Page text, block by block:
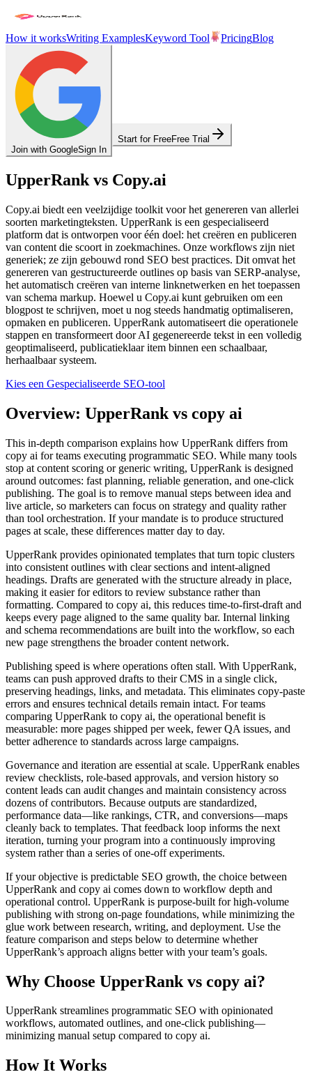
How it worksWriting ExamplesKeyword Tool PricingBlog
Join with GoogleSign In
Start for FreeFree Trial
UpperRank vs Copy.ai
Copy.ai biedt een veelzijdige toolkit voor het genereren van allerlei
soorten marketingteksten. UpperRank is een gespecialiseerd
platform dat is ontworpen voor één doel: het creëren en publiceren
van content die scoort in zoekmachines. Onze workflows zijn niet
generiek; ze zijn gebouwd rond SEO best practices. Dit omvat het
genereren van gestructureerde outlines op basis van SERP-analyse,
het automatisch creëren van interne linknetwerken en het toepassen
van schema markup. Hoewel u Copy.ai kunt gebruiken om een
blogpost te schrijven, moet u nog steeds handmatig optimaliseren,
opmaken en publiceren. UpperRank automatiseert die operationele
stappen en transformeert door AI gegenereerde tekst in een volledig
geoptimaliseerd, publicatieklaar item binnen een schaalbaar,
herhaalbaar systeem.
Kies een Gespecialiseerde SEO-tool
Overview: UpperRank vs copy ai
This in‑depth comparison explains how UpperRank differs from
copy ai for teams executing programmatic SEO. While many tools
stop at content scoring or generic writing, UpperRank is designed
around outcomes: fast planning, reliable generation, and one‑click
publishing. The goal is to remove manual steps between idea and
live article, so marketers can focus on strategy and quality rather
than tool orchestration. If your mandate is to produce structured
pages at scale, these differences matter day to day.
UpperRank provides opinionated templates that turn topic clusters
into consistent outlines with clear sections and intent‑aligned
headings. Drafts are generated with the structure already in place,
making it easier for editors to review substance rather than
formatting. Compared to copy ai, this reduces time‑to‑first‑draft and
keeps every page aligned to the same quality bar. Internal linking
and schema recommendations are built into the workflow, so each
new page strengthens the broader content network.
Publishing speed is where operations often stall. With UpperRank,
teams can push approved drafts to their CMS in a single click,
preserving headings, links, and metadata. This eliminates copy‑paste
errors and ensures technical details remain intact. For teams
comparing UpperRank to copy ai, the operational benefit is
measurable: more pages shipped per week, fewer QA issues, and
better adherence to standards across large campaigns.
Governance and iteration are essential at scale. UpperRank enables
review checklists, role‑based approvals, and version history so
content leads can audit changes and maintain consistency across
dozens of contributors. Because outputs are standardized,
performance data—like rankings, CTR, and conversions—maps
cleanly back to templates. That feedback loop informs the next
iteration, turning your program into a continuously improving
system rather than a series of one‑off experiments.
If your objective is predictable SEO growth, the choice between
UpperRank and copy ai comes down to workflow depth and
operational control. UpperRank is purpose‑built for high‑volume
publishing with strong on‑page foundations, while minimizing the
glue work between research, writing, and deployment. Use the
feature comparison and steps below to determine whether
UpperRank’s approach aligns better with your team’s goals.
Why Choose UpperRank vs copy ai?
UpperRank streamlines programmatic SEO with opinionated
workflows, automated outlines, and one-click publishing—
minimizing manual setup compared to copy ai.
How It Works